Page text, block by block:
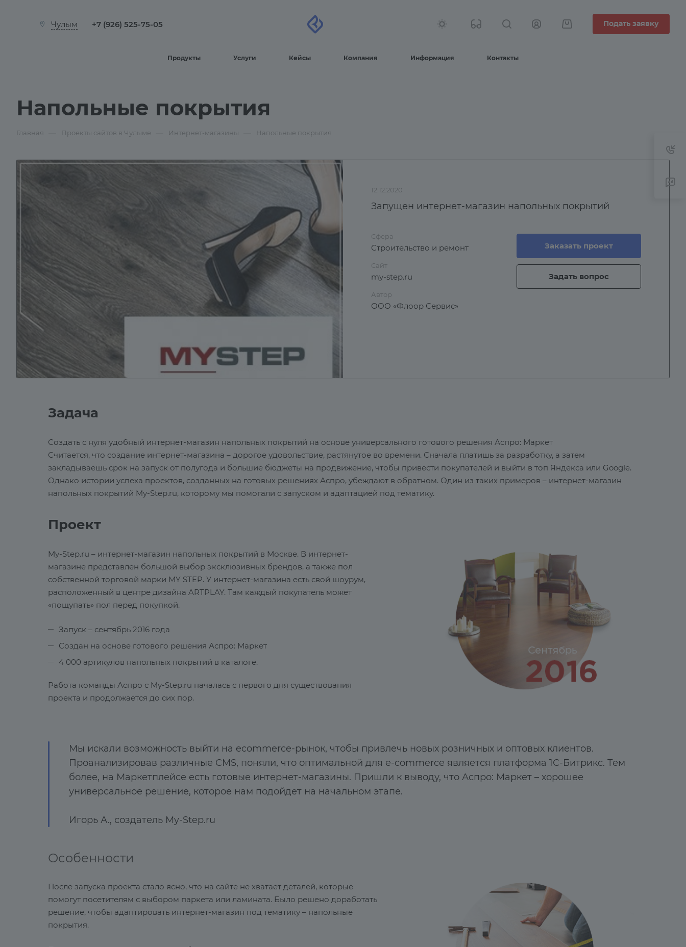
Чулым +7 (926) 525-75-05 Подать заявку
Продукты Услуги Кейсы Компания Информация Контакты
Напольные покрытия
Главная Проекты сайтов в Чулыме Интернет-магазины Напольные покрытия
12.12.2020
Запущен интернет-магазин напольных покрытий
Сфера
Строительство и ремонт
Сайт
my-step.ru
Автор
ООО «Флоор Сервис»
Заказать проект
Задать вопрос
Задача
Создать с нуля удобный интернет-магазин напольных покрытий на основе универсального готового решения Аспро: Маркет
Считается, что создание интернет-магазина – дорогое удовольствие, растянутое во времени. Сначала платишь за разработку, а затем
закладываешь срок на запуск от полугода и большие бюджеты на продвижение, чтобы привести покупателей и выйти в топ Яндекса или Google.
Однако истории успеха проектов, созданных на готовых решениях Аспро, убеждают в обратном. Один из таких примеров – интернет-магазин
напольных покрытий My-Step.ru, которому мы помогали с запуском и адаптацией под тематику.
Проект
My-Step.ru – интернет-магазин напольных покрытий в Москве. В интернет-
магазине представлен большой выбор эксклюзивных брендов, а также пол
собственной торговой марки MY STEP. У интернет-магазина есть свой шоурум,
расположенный в центре дизайна ARTPLAY. Там каждый покупатель может
«пощупать» пол перед покупкой.
Запуск – сентябрь 2016 года
Создан на основе готового решения Аспро: Маркет
4 000 артикулов напольных покрытий в каталоге.
Работа команды Аспро с My-Step.ru началась с первого дня существования
проекта и продолжается до сих пор.
Мы искали возможность выйти на ecommerce-рынок, чтобы привлечь новых розничных и оптовых клиентов.
Проанализировав различные CMS, поняли, что оптимальной для e-commerce является платформа 1С-Битрикс. Тем
более, на Маркетплейсе есть готовые интернет-магазины. Пришли к выводу, что Аспро: Маркет – хорошее
универсальное решение, которое нам подойдет на начальном этапе.
Игорь А., создатель My-Step.ru
Особенности
После запуска проекта стало ясно, что на сайте не хватает деталей, которые
помогут посетителям с выбором паркета или ламината. Было решено доработать
решение, чтобы адаптировать интернет-магазин под тематику – напольные
покрытия.